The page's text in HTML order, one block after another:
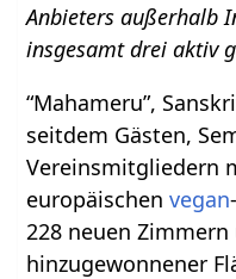
Anbieters außerhalb
insgesamt drei aktiv
“Mahameru”,
seitdem Gästen,
Vereinsmitgliedern
europäischenvegan
228 neuen
hinzugewonnener